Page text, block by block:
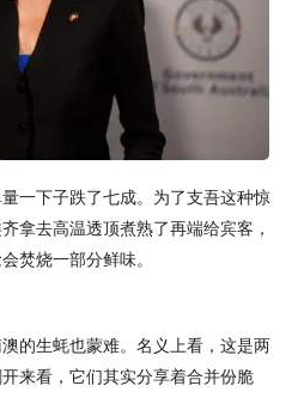
一下子跌了七成。为了支吾这种惊
拿去高温透顶煮熟了再端给宾客，
焚烧一部分鲜味。
的生蚝也蒙难。名义上看，这是两
来看，它们其实分享着合并份脆